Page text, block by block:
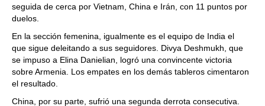
seguida de cerca por Vietnam, China e Irán, con 11 puntos por
duelos.
En la sección femenina, igualmente es el equipo de India el
que sigue deleitando a sus seguidores. Divya Deshmukh, que
se impuso a Elina Danielian, logró una convincente victoria
sobre Armenia. Los empates en los demás tableros cimentaron
el resultado.
China, por su parte, sufrió una segunda derrota consecutiva.